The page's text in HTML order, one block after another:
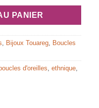
PANIER
, Bijoux Touareg, Boucles
boucles d'oreilles, ethnique,